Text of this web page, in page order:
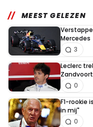
MEEST GELEZEN
Mercedes
3
Leclerc
Zandvoort
0
F1-rookie
in mij"
0